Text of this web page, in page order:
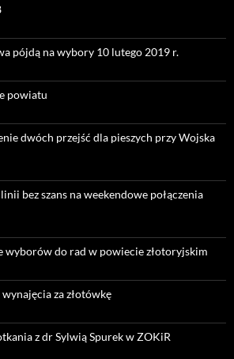
pójdą na wybory 10 lutego 2019 r.
powiatu
dwóch przejść dla pieszych przy Wojska
bez szans na weekendowe połączenia
wyborów do rad w powiecie złotoryjskim
za złotówkę
z dr Sylwią Spurek w ZOKiR